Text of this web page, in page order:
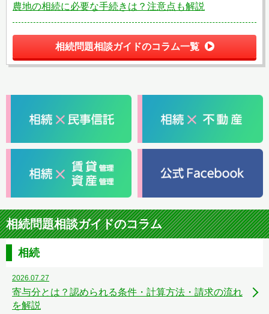
農地の相続に必要な手続きは？注意点も解説
相続問題相談ガイドのコラム一覧
相続問題相談ガイドのコラム
相続
2026.07.27
寄与分とは？認められる条件・計算方法・請求の流れ
を解説